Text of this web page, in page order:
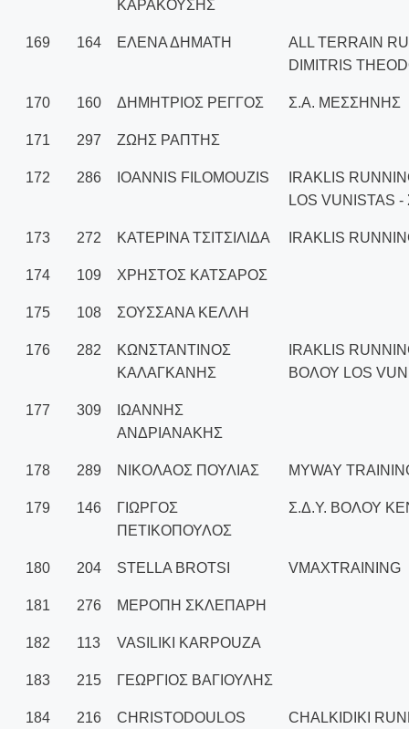
ΚΑΡΑΚΟΥΣΗΣ
169 164 ΕΛΕΝΑ ΔΗΜΑΤΗ
ALL TERRAIN
DIMITRIS
170 160 ΔΗΜΗΤΡΙΟΣ ΡΕΓΓΟΣ Σ.Α. ΜΕΣΣΗΝΗΣ
171 297 ΖΩΗΣ ΡΑΠΤΗΣ
172 286 IOANNIS FILOMOUZIS
IRAKLIS
LOS VUNISTAS
173 272 ΚΑΤΕΡΙΝΑ ΤΣΙΤΣΙΛΙΔΑ IRAKLIS
174 109 ΧΡΗΣΤΟΣ ΚΑΤΣΑΡΟΣ
175 108 ΣΟΥΣΣΑΝΑ ΚΕΛΛΗ
176 282
ΚΩΝΣΤΑΝΤΙΝΟΣ
ΚΑΛΑΓΚΑΝΗΣ
IRAKLIS
ΒΟΛΟΥ LOS
177 309
ΙΩΑΝΝΗΣ
ΑΝΔΡΙΑΝΑΚΗΣ
178 289 ΝΙΚΟΛΑΟΣ ΠΟΥΛΙΑΣ MYWAY
179 146
ΓΙΩΡΓΟΣ
ΠΕΤΙΚΟΠΟΥΛΟΣ
Σ.Δ.Υ. ΒΟΛΟΥ
180 204 STELLA BROTSI VMAXTRAINING
181 276 ΜΕΡΟΠΗ ΣΚΛΕΠΑΡΗ
182 113 VASILIKI KARPOUZA
183 215 ΓΕΩΡΓΙΟΣ ΒΑΓΙΟΥΛΗΣ
184 216 CHRISTODOULOS CHALKIDIKI